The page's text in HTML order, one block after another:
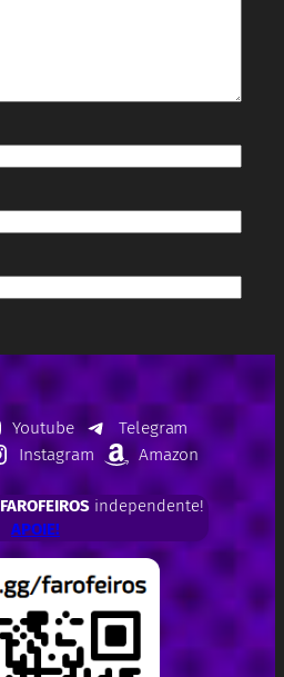
Youtube
Telegram
Instagram Amazon
FAROFEIROSindependente!
APOIE!